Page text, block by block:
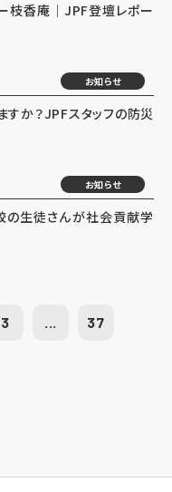
ー枝香庵｜JPF登壇レポー
お知らせ
すか？JPFスタッフの防災
お知らせ
の生徒さんが社会貢献学
3 ... 37